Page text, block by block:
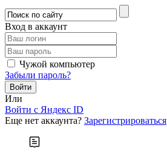
Вход в аккаунт
Чужой компьютер
Забыли пароль?
Или
Войти c Яндекс ID
Еще нет аккаунта? Зарегистрироваться